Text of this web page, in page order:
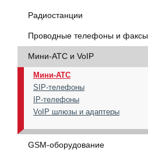
Радиостанции
Проводные телефоны и факсы
Мини-АТС и VoIP
Мини-АТС
SIP-телефоны
IP-телефоны
VoIP шлюзы и адаптеры
GSM-оборудование